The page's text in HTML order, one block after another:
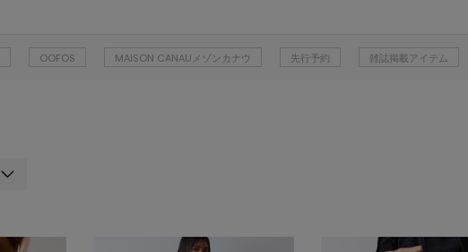
OOFOS MAISON CANAUメゾンカナウ 先行予約 雑誌掲載アイテム